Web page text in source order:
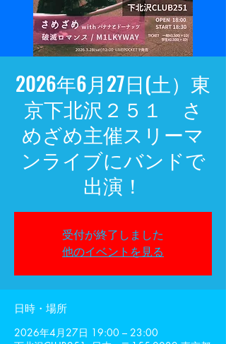
2026年6月27日(土）東
京下北沢２５１ さ
めざめ主催スリーマ
ンライブにバンドで
出演！
受付が終了しました
他のイベントを見る
日時・場所
2026年4月27日 19:00 – 23:00